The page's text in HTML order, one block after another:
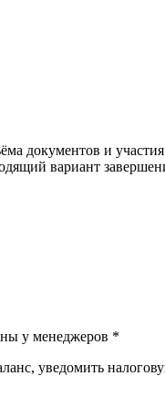
документов и
вариант
у менеджеров *
уведомить